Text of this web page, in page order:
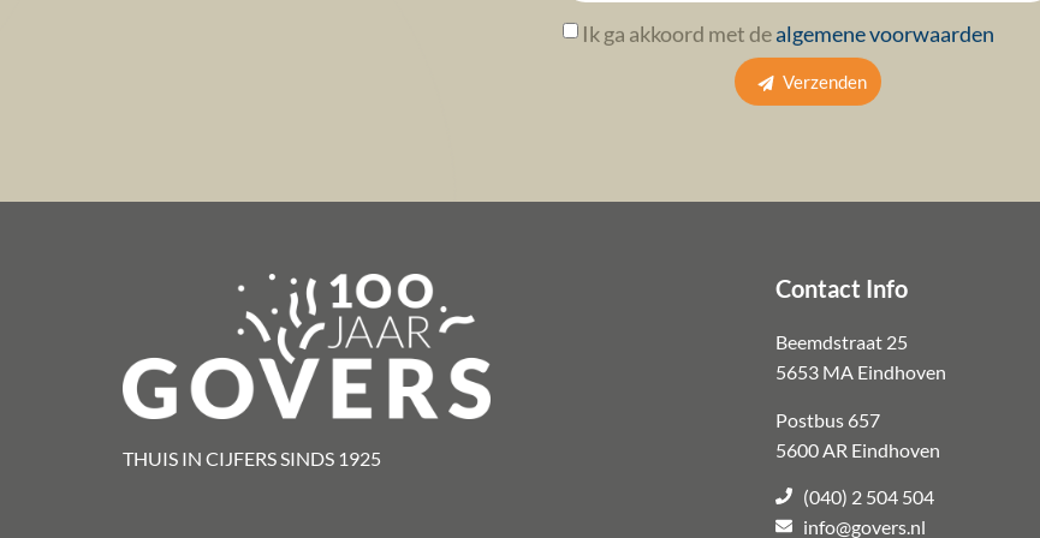
Ik ga akkoord met dealgemene voorwaarden
Verzenden
THUIS IN CIJFERS SINDS 1925​
Contact Info
Beemdstraat 25
5653 MA Eindhoven
Postbus 657
5600 AR Eindhoven
(040) 2 504 504
info@govers.nl